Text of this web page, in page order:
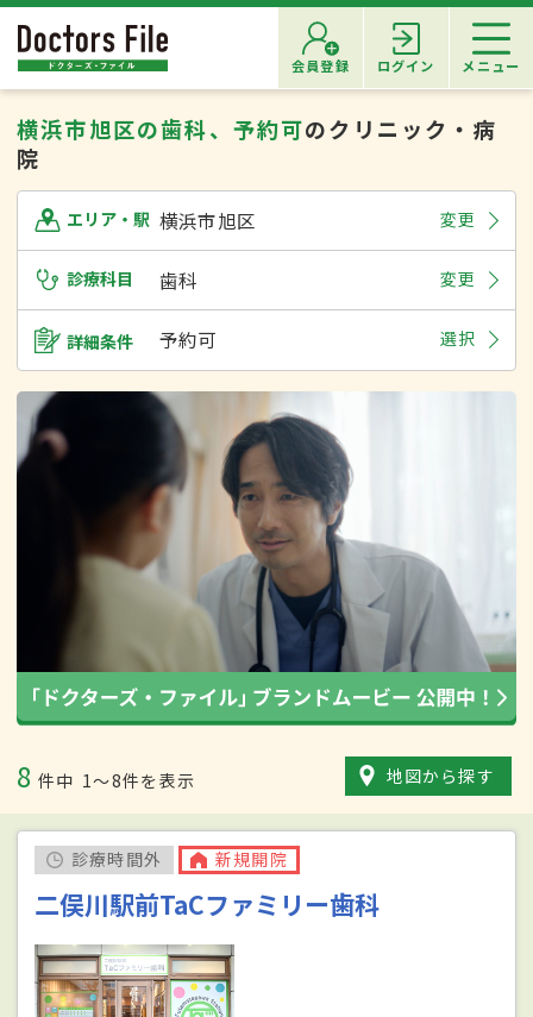
会員登録 ログイン メニュー
横浜市旭区の歯科、予約可のクリニック・病
院
エリア・駅 横浜市旭区 変更
診療科目 歯科 変更
詳細条件 予約可 選択
8 件中 1〜8件を表示 地図から探す
診療時間外 新規開院
二俣川駅前TaCファミリー歯科